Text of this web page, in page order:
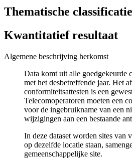
Thematische classificatie
Kwantitatief resultaat
Algemene beschrijving herkomst
Data komt uit alle goedgekeurde
met het desbetreffende jaar. Het
conformiteitsattesten is een
Telecomoperatoren moeten een
voor de ingebruikname van een
wijzigingen aan een bestaande
In deze dataset worden sites van
op dezelfde locatie staan,
gemeenschappelijke site.